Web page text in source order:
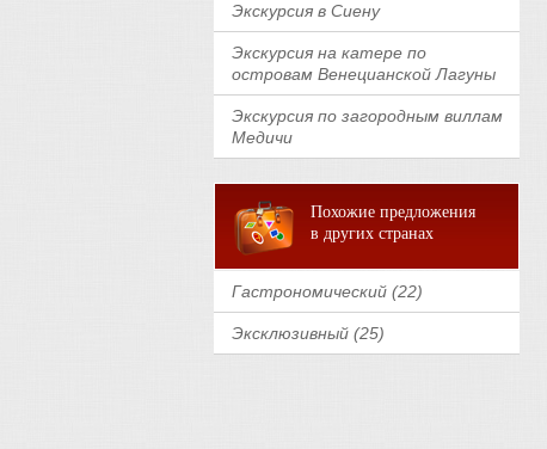
Экскурсия в Сиену
Экскурсия на катере по
островам Венецианской Лагуны
Экскурсия по загородным виллам
Медичи
Похожие предложения
в других странах
Гастрономический (22)
Эксклюзивный (25)